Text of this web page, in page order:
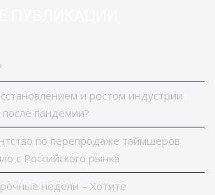
и ростом индустрии
пандемии?
по перепродаже таймшеров
с Российского рынка
недели – Хотите